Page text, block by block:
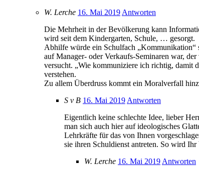
W. Lerche 16. Mai 2019 Antworten
Die Mehrheit in der Bevölkerung kann
wird seit dem Kindergarten, Schule, … gesorgt.
Abhilfe würde ein Schulfach „Kommunikation“
auf Manager- oder Verkaufs-Seminaren war,
versucht. „Wie kommuniziere ich richtig, damit
verstehen.
Zu allem Überdruss kommt ein Moralverfall
S v B 16. Mai 2019 Antworten
Eigentlich keine schlechte Idee, lieber
man sich auch hier auf ideologisches
Lehrkräfte für das von Ihnen
sie ihren Schuldienst antreten. So wird
W. Lerche 16. Mai 2019 Antworten